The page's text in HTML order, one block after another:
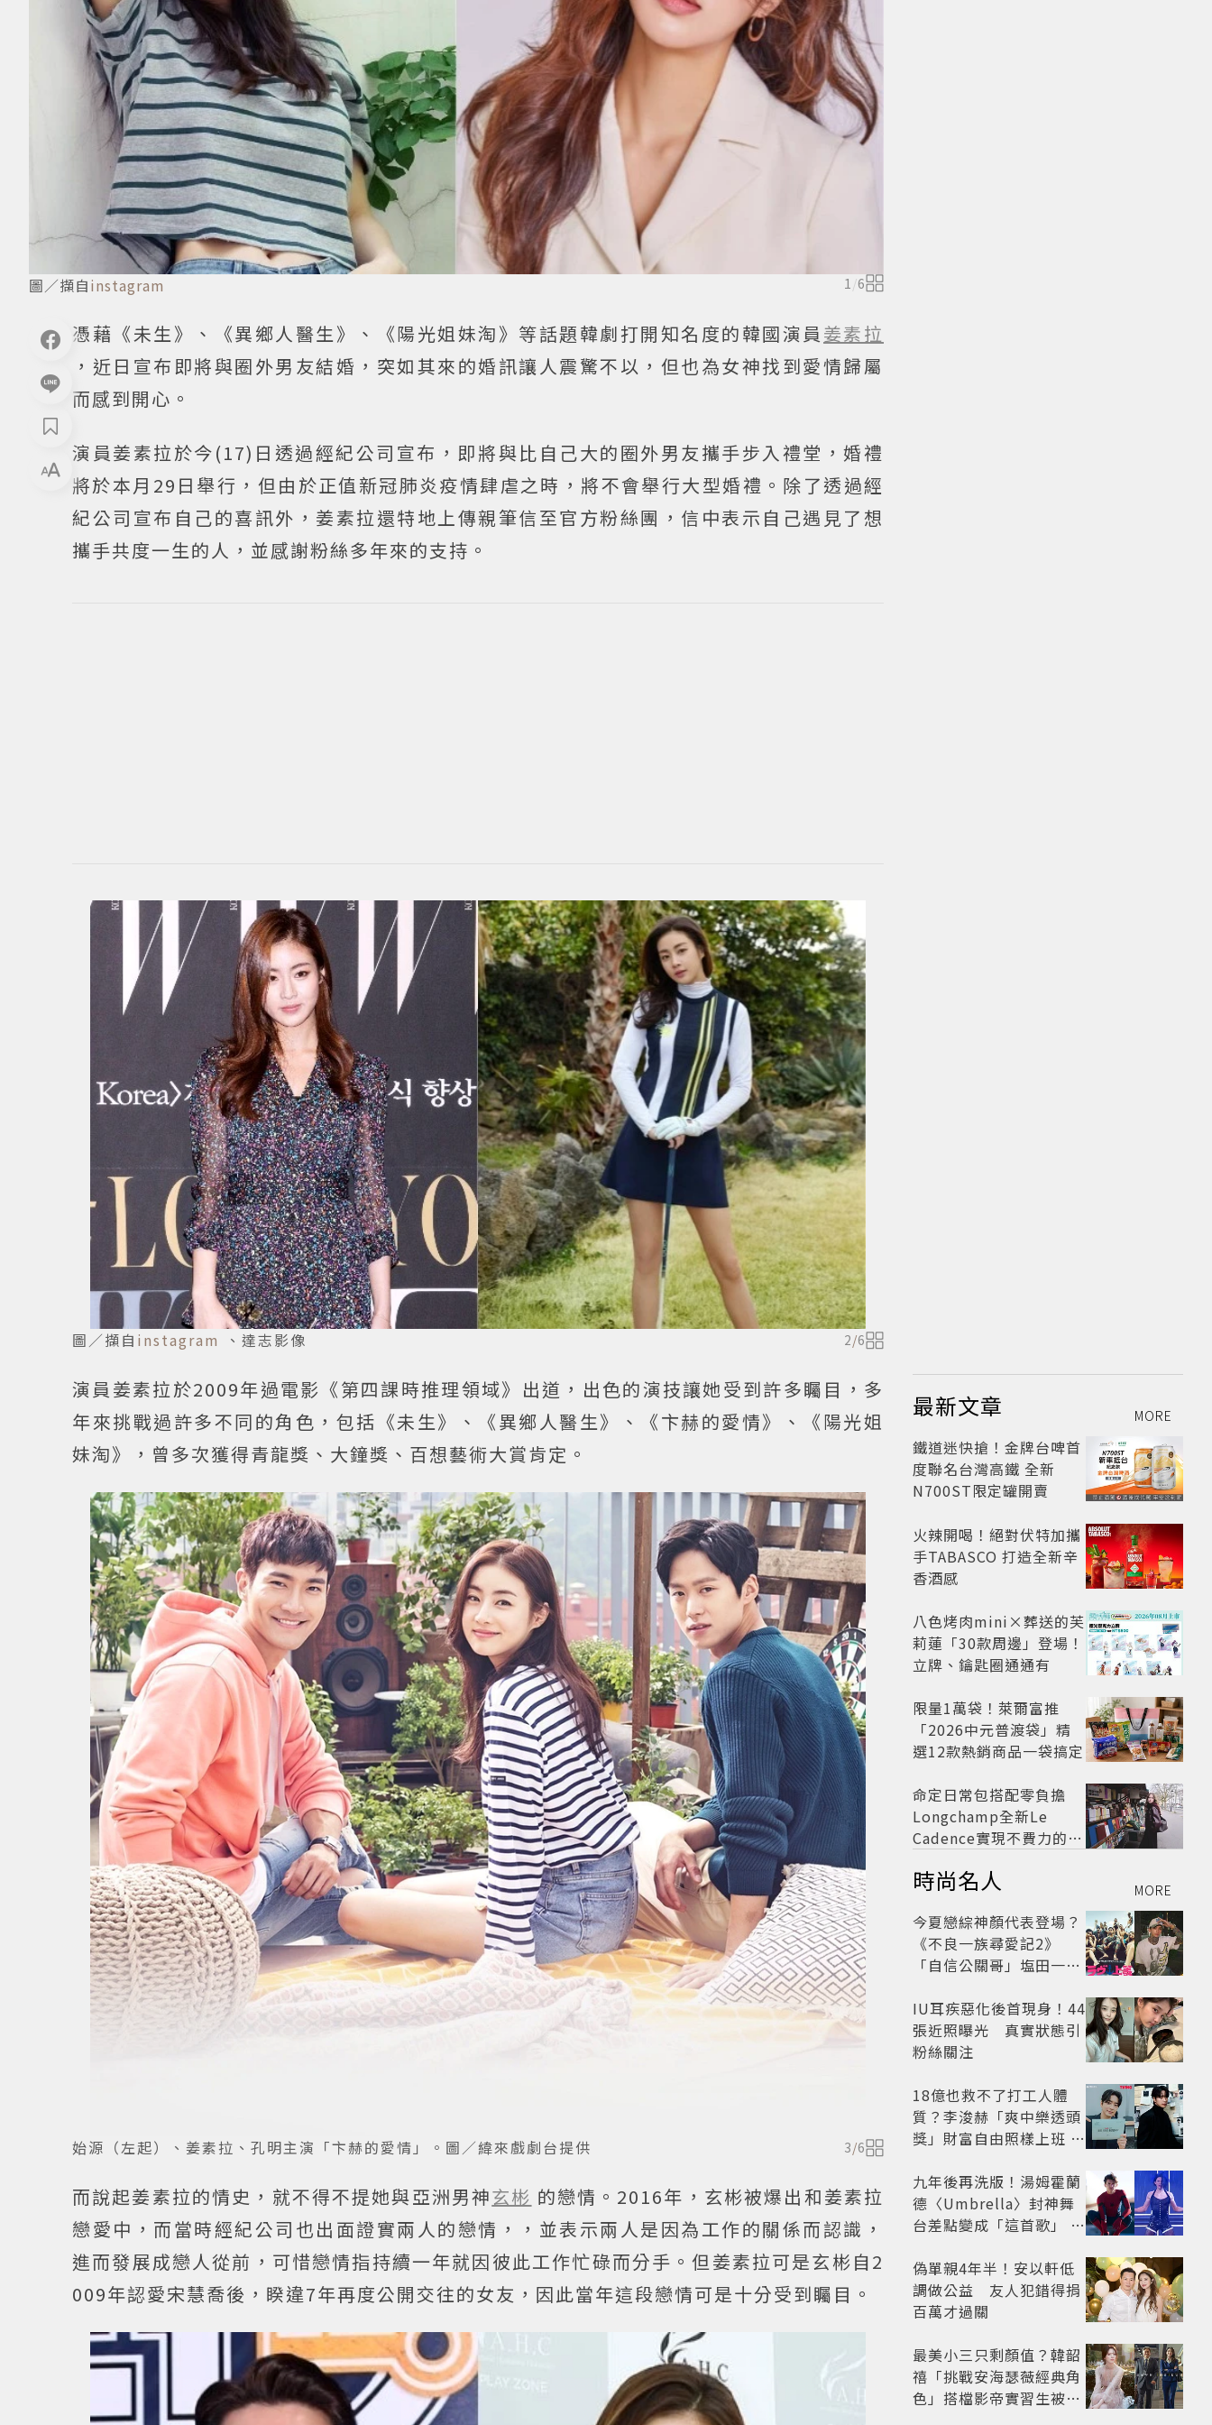
圖／擷自instagram 1 /6
憑藉《未生》、《異鄉人醫生》、《陽光姐妹淘》等話題韓劇打開知名度的韓國演員 姜素拉
，近日宣布即將與圈外男友結婚，突如其來的婚訊讓人震驚不以，但也為女神找到愛情歸屬
而感到開心。
演員姜素拉於今(17)日透過經紀公司宣布，即將與比自己大的圈外男友攜手步入禮堂，婚禮
將於本月29日舉行，但由於正值新冠肺炎疫情肆虐之時，將不會舉行大型婚禮。除了透過經
紀公司宣布自己的喜訊外，姜素拉還特地上傳親筆信至官方粉絲團，信中表示自己遇見了想
攜手共度一生的人，並感謝粉絲多年來的支持。
圖／擷自 instagram 、達志影像 2/6
演員姜素拉於2009年過電影《第四課時推理領域》出道，出色的演技讓她受到許多矚目，多
年來挑戰過許多不同的角色，包括《未生》、《異鄉人醫生》、《卞赫的愛情》、《陽光姐
妹淘》，曾多次獲得青龍獎、大鐘獎、百想藝術大賞肯定。
始源（左起）、姜素拉、孔明主演「卞赫的愛情」。圖／緯來戲劇台提供 3/6
而說起姜素拉的情史，就不得不提她與亞洲男神玄彬 的戀情。2016年，玄彬被爆出和姜素拉
戀愛中，而當時經紀公司也出面證實兩人的戀情，，並表示兩人是因為工作的關係而認識，
進而發展成戀人從前，可惜戀情指持續一年就因彼此工作忙碌而分手。但姜素拉可是玄彬自2
009年認愛宋慧喬後，睽違7年再度公開交往的女友，因此當年這段戀情可是十分受到矚目。
最新文章 MORE
鐵道迷快搶！金牌台啤首
度聯名台灣高鐵 全新
N700ST限定罐開賣
火辣開喝！絕對伏特加攜
手TABASCO 打造全新辛
香酒感
八色烤肉mini×葬送的芙
莉蓮「30款周邊」登場！
立牌、鑰匙圈通通有
限量1萬袋！萊爾富推
「2026中元普渡袋」精
選12款熱銷商品一袋搞定
命定日常包搭配零負擔
Longchamp全新Le
Cadence實現不費力的從
時尚名人 MORE
今夏戀綜神顏代表登場？
《不良一族尋愛記2》
「自信公關哥」塩田一馬
老闆
IU耳疾惡化後首現身！44
張近照曝光 真實狀態引
粉絲關注
18億也救不了打工人體
質？李浚赫「爽中樂透頭
獎」財富自由照樣上班 西
九年後再洗版！湯姆霍蘭
德〈Umbrella〉封神舞
台差點變成「這首歌」 造
開
偽單親4年半！安以軒低
調做公益 友人犯錯得捐
百萬才過關
最美小三只剩顏值？韓韶
禧「挑戰安海瑟薇經典角
色」搭檔影帝實習生被